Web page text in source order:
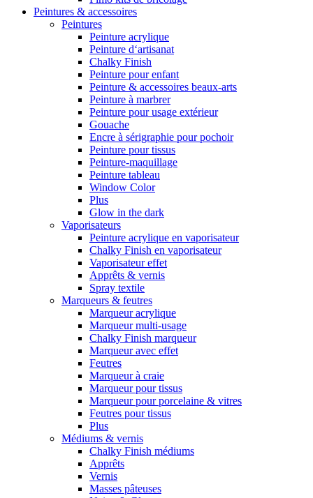
Peintures & accessoires
Peintures
Peinture acrylique
Peinture d‘artisanat
Chalky Finish
Peinture pour enfant
Peinture & accessoires beaux-arts
Peinture à marbrer
Peinture pour usage extérieur
Gouache
Encre à sérigraphie pour pochoir
Peinture pour tissus
Peinture-maquillage
Peinture tableau
Window Color
Plus
Glow in the dark
Vaporisateurs
Peinture acrylique en vaporisateur
Chalky Finish en vaporisateur
Vaporisateur effet
Apprêts & vernis
Spray textile
Marqueurs & feutres
Marqueur acrylique
Marqueur multi-usage
Chalky Finish marqueur
Marqueur avec effet
Feutres
Marqueur à craie
Marqueur pour tissus
Marqueur pour porcelaine & vitres
Feutres pour tissus
Plus
Médiums & vernis
Chalky Finish médiums
Apprêts
Vernis
Masses pâteuses